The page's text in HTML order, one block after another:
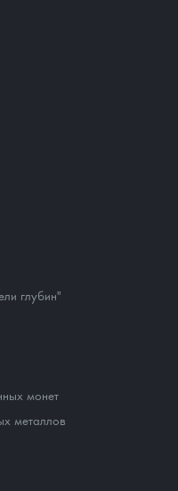
глубин"
монет
металлов